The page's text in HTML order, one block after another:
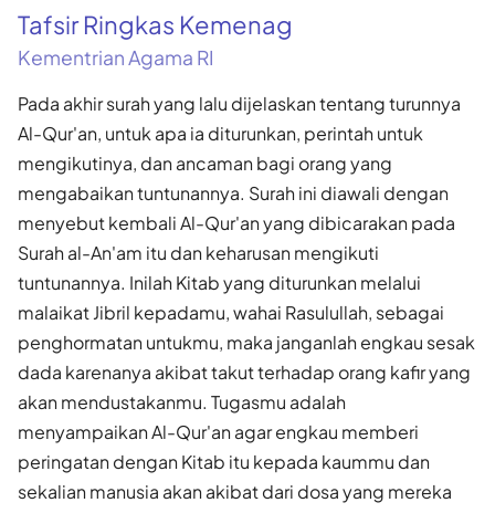
Tafsir Ringkas Kemenag
Kementrian Agama RI
Pada akhir surah yang lalu dijelaskan tentang turunnya
Al-Qur'an, untuk apa ia diturunkan, perintah untuk
mengikutinya, dan ancaman bagi orang yang
mengabaikan tuntunannya. Surah ini diawali dengan
menyebut kembali Al-Qur'an yang dibicarakan pada
Surah al-An'am itu dan keharusan mengikuti
tuntunannya. Inilah Kitab yang diturunkan melalui
malaikat Jibril kepadamu, wahai Rasulullah, sebagai
penghormatan untukmu, maka janganlah engkau sesak
dada karenanya akibat takut terhadap orang kafir yang
akan mendustakanmu. Tugasmu adalah
menyampaikan Al-Qur'an agar engkau memberi
peringatan dengan Kitab itu kepada kaummu dan
sekalian manusia akan akibat dari dosa yang mereka